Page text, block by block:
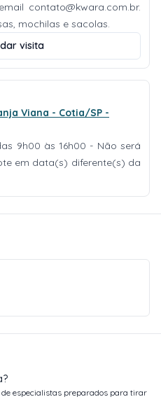
contato@kwara.com.br.
mochilas e sacolas.
visita
Viana - Cotia/SP -
9h00 às 16h00 - Não será
em data(s) diferente(s) da
especialistas preparados para tirar